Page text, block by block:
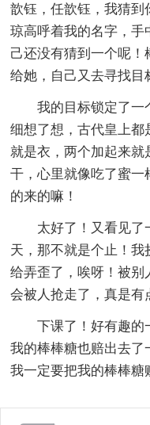
歆钰，任歆钰，我猜到
琼高呼着我的名字，手
己还没有猜到一个呢
给她，自己又去寻找目
我的目标锁定了一
细想了想，古代皇上都
就是衣，两个加起来
干，心里就像吃了蜜一
的来的嘛！
太好了！又看见了
天，那不就是个止！
给弄歪了，唉呀！被
会被人抢走了，真是有
下课了！好有趣的
我的棒棒糖也赔出去了
我一定要把我的棒棒糖